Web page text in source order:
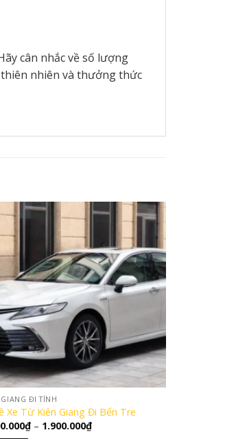
cân nhắc về số lượng
nhiên và thưởng thức
GIANG ĐI TỈNH
Xe Từ Kiên Giang Đi Bến Tre
₫ – 1.900.000₫Khoảng
giá: